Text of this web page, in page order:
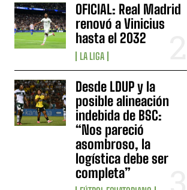
OFICIAL: Real Madrid
renovó a Vinicius
hasta el 2032
LA LIGA
Desde LDUP y la
posible alineación
indebida de BSC:
“Nos pareció
asombroso, la
logística debe ser
completa”